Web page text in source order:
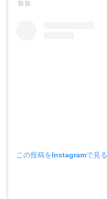
この投稿をInstagramで見る